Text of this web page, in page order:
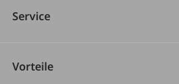
Service
Vorteile